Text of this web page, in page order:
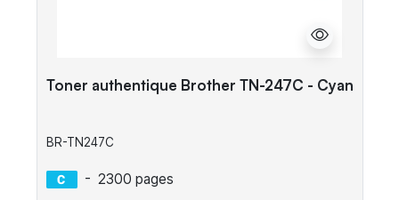
Toner authentique Brother TN-247C - Cyan
BR-TN247C
- 2300 pages